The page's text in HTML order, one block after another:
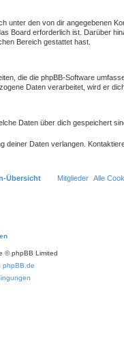
unter den von dir angegebenen
Board erforderlich ist. Darüber
Bereich gestattet hast.
die die phpBB-Software
Daten verarbeitet, wird er
Daten über dich gespeichert
deiner Daten verlangen.
Übersicht Alle
Mitglieder
© phpBB Limited
phpBB.de